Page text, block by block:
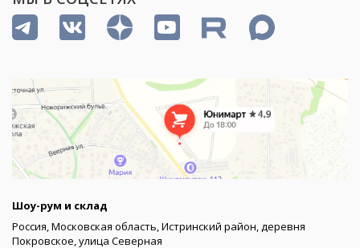
Шоу-рум и склад
Россия, Московская область, Истринский район, деревня
Покровское, улица Северная